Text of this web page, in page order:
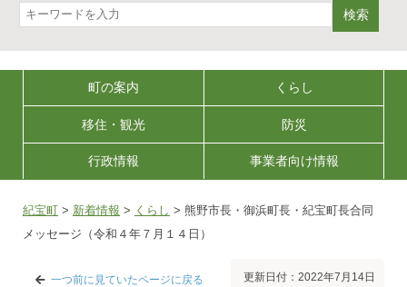
検索
町の案内 くらし
移住・観光 防災
行政情報 事業者向け情報
紀宝町 > 新着情報 > くらし > 熊野市長・御浜町長・紀宝町長合同
メッセージ（令和４年７月１４日）
一つ前に見ていたページに戻る 更新日付：2022年7月14日